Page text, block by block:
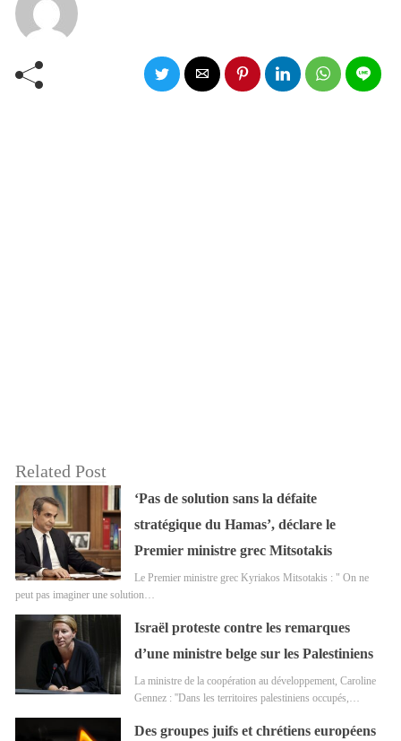
Related Post
‘Pas de solution sans la défaite
stratégique du Hamas’, déclare le
Premier ministre grec Mitsotakis
Le Premier ministre grec Kyriakos Mitsotakis : " On ne
peut pas imaginer une solution…
Israël proteste contre les remarques
d’une ministre belge sur les Palestiniens
La ministre de la coopération au développement, Caroline
Gennez : ''Dans les territoires palestiniens occupés,…
Des groupes juifs et chrétiens européens